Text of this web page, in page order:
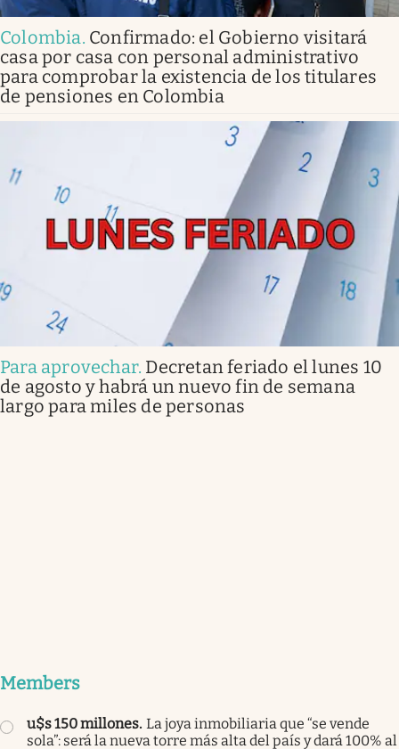
Colombia. Confirmado: el Gobierno visitará
casa por casa con personal administrativo
para comprobar la existencia de los titulares
de pensiones en Colombia
Para aprovechar. Decretan feriado el lunes 10
de agosto y habrá un nuevo fin de semana
largo para miles de personas
Members
u$s 150 millones. La joya inmobiliaria que “se vende
sola”: será la nueva torre más alta del país y dará 100% al